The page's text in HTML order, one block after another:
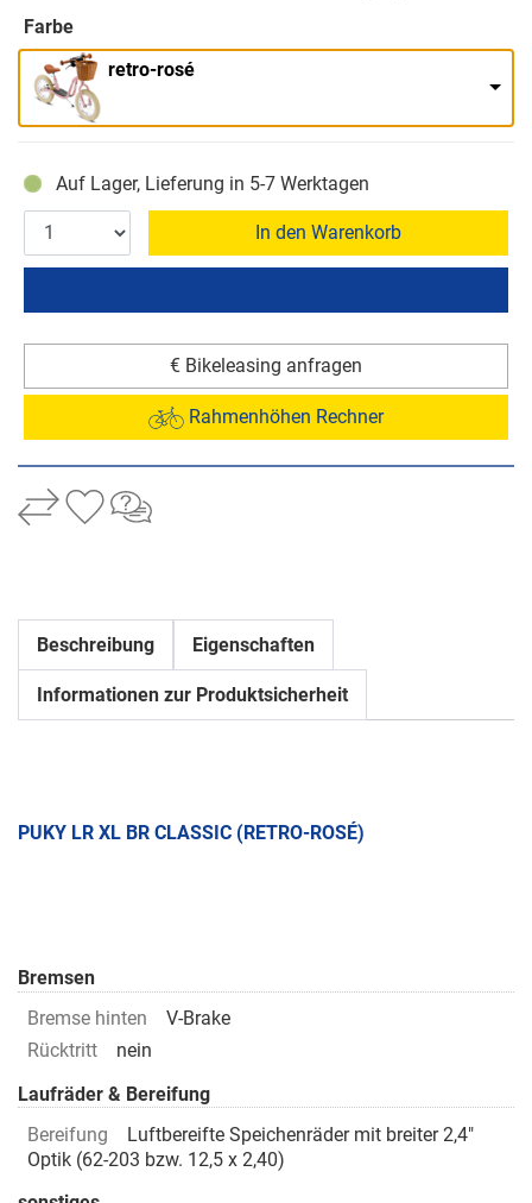
Farbe
retro-rosé
Auf Lager, Lieferung in 5-7 Werktagen
In den Warenkorb
€ Bikeleasing anfragen
Rahmenhöhen Rechner
Beschreibung Eigenschaften
Informationen zur Produktsicherheit
PUKY LR XL BR CLASSIC (RETRO-ROSÉ)
Bremsen
Bremse hinten
V-Brake
Rücktritt
nein
Laufräder & Bereifung
Bereifung
Luftbereifte Speichenräder mit breiter 2,4"
Optik (62-203 bzw. 12,5 x 2,40)